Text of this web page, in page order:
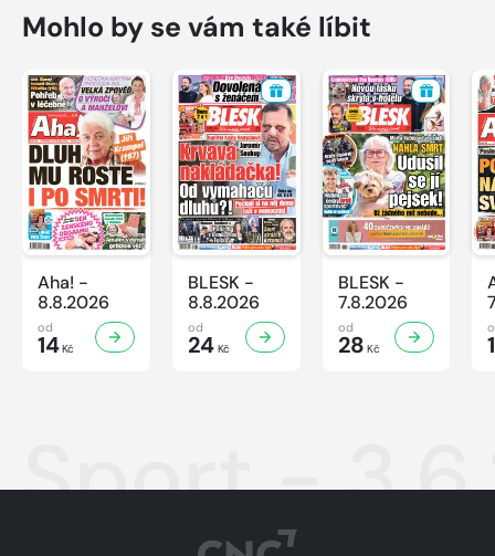
Mohlo by se vám také líbit
Aha! -
8.8.2026
od
14Kč
BLESK -
8.8.2026
od
24Kč
BLESK -
7.8.2026
od
28 Kč
Sport -